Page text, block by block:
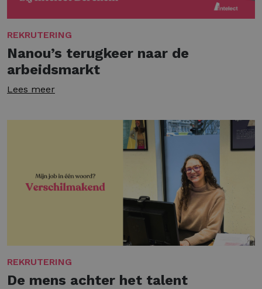
REKRUTERING
Nanou’s terugkeer naar de
arbeidsmarkt
Lees meer
REKRUTERING
De mens achter het talent